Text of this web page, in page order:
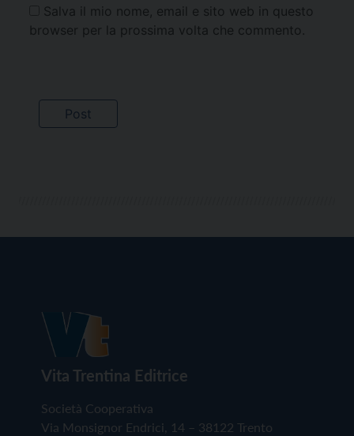
Salva il mio nome, email e sito web in questo
browser per la prossima volta che commento.
Vita Trentina Editrice
Società Cooperativa
Via Monsignor Endrici, 14 – 38122 Trento